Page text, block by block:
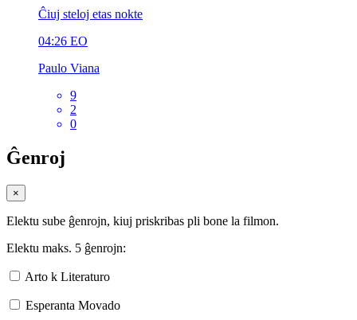
Ĉiuj steloj etas nokte
04:26 EO
Paulo Viana
9
2
0
Ĝenroj
×
Elektu sube ĝenrojn, kiuj priskribas pli bone la filmon.
Elektu maks. 5 ĝenrojn:
Arto k Literaturo
Esperanta Movado